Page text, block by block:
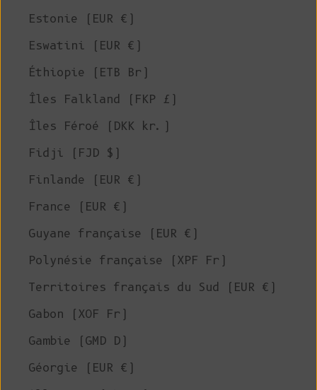
Estonie (EUR €)
Eswatini (EUR €)
Éthiopie (ETB Br)
Îles Falkland (FKP £)
Îles Féroé (DKK kr.)
Fidji (FJD $)
Finlande (EUR €)
France (EUR €)
Guyane française (EUR €)
Polynésie française (XPF Fr)
Territoires français du Sud (EUR €)
Gabon (XOF Fr)
Gambie (GMD D)
Géorgie (EUR €)